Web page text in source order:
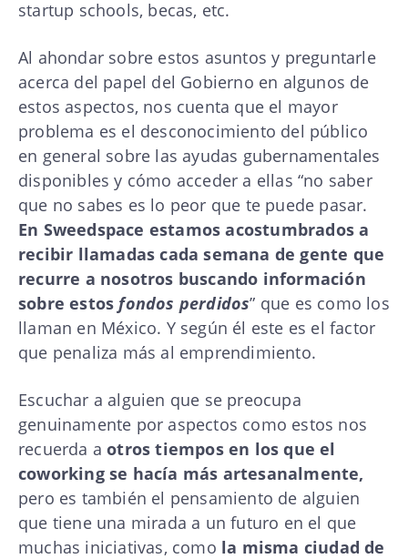
startup schools, becas, etc.
Al ahondar sobre estos asuntos y preguntarle
acerca del papel del Gobierno en algunos de
estos aspectos, nos cuenta que el mayor
problema es el desconocimiento del público
en general sobre las ayudas gubernamentales
disponibles y cómo acceder a ellas “no saber
que no sabes es lo peor que te puede pasar.
En Sweedspace estamos acostumbrados a
recibir llamadas cada semana de gente que
recurre a nosotros buscando información
sobre estos fondos perdidos” que es como los
llaman en México. Y según él este es el factor
que penaliza más al emprendimiento.
Escuchar a alguien que se preocupa
genuinamente por aspectos como estos nos
recuerda aotros tiempos en los que el
coworking se hacía más artesanalmente,
pero es también el pensamiento de alguien
que tiene una mirada a un futuro en el que
muchas iniciativas, como la misma ciudad de